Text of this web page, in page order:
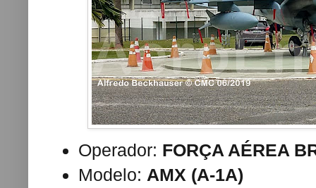
Operador: FORÇA AÉREA
Modelo: AMX (A-1A)